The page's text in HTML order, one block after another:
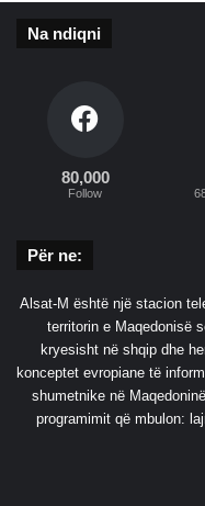
Na ndiqni
80,000
Follow
Për ne:
Alsat-M është një stacion
territorin e Maqedonisë
kryesisht në shqip dhe
konceptet evropiane të
shumetnike në
programimit që mbulon: